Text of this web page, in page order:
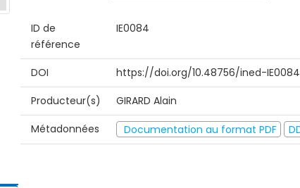
ID de
référence
IE0084
DOI
https://doi.org/10.48756/ined-
Producteur(s)
GIRARD Alain
Métadonnées
Documentation au format PDF